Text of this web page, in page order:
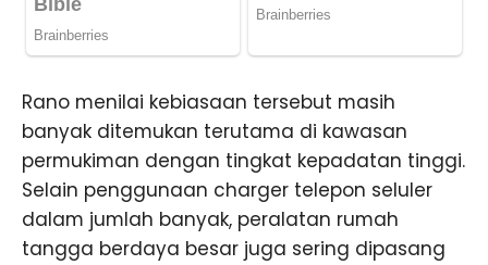
Rano menilai kebiasaan tersebut masih
banyak ditemukan terutama di kawasan
permukiman dengan tingkat kepadatan tinggi.
Selain penggunaan charger telepon seluler
dalam jumlah banyak, peralatan rumah
tangga berdaya besar juga sering dipasang